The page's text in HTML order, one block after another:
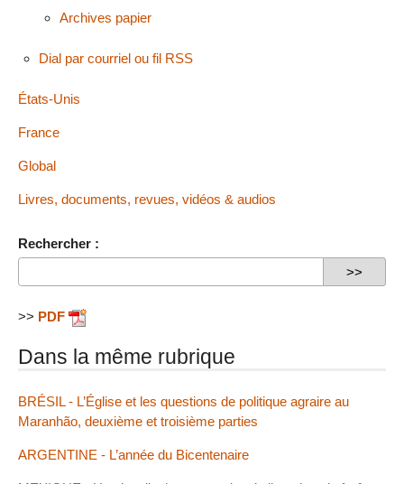
Archives papier
Dial par courriel ou fil RSS
États-Unis
France
Global
Livres, documents, revues, vidéos & audios
Rechercher :
>> PDF
Dans la même rubrique
BRÉSIL - L’Église et les questions de politique agraire au
Maranhão, deuxième et troisième parties
ARGENTINE - L’année du Bicentenaire